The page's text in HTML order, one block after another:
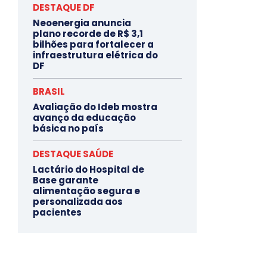
DESTAQUE DF
Neoenergia anuncia
plano recorde de R$ 3,1
bilhões para fortalecer a
infraestrutura elétrica do
DF
BRASIL
Avaliação do Ideb mostra
avanço da educação
básica no país
DESTAQUE SAÚDE
Lactário do Hospital de
Base garante
alimentação segura e
personalizada aos
pacientes